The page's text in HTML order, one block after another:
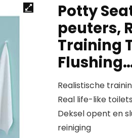
Potty
peuters,
Training
Realistische
Real life-like
Deksel opent en
reiniging